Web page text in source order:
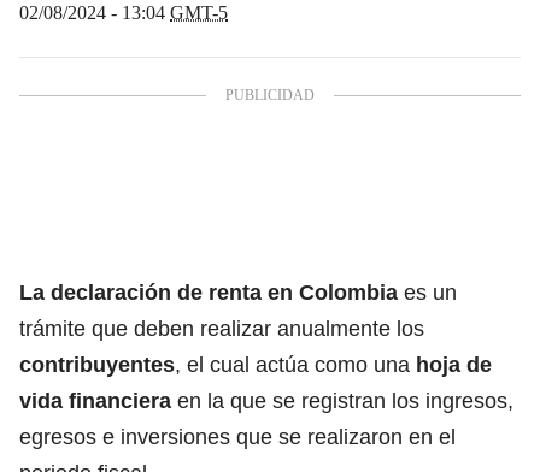
02/08/2024 - 13:04 GMT-5
La declaración de renta en Colombia es un
trámite que deben realizar anualmente los
contribuyentes, el cual actúa como una hoja de
vida financiera en la que se registran los ingresos,
egresos e inversiones que se realizaron en el